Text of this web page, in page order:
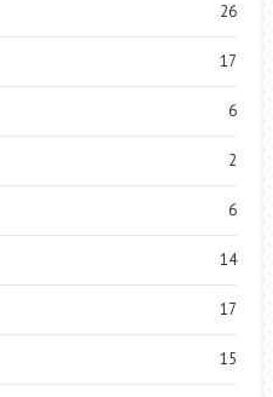
26
17
6
2
6
14
17
15